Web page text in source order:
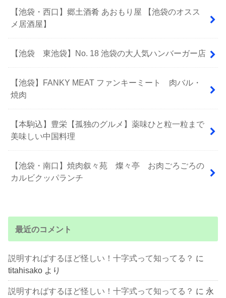
【池袋・西口】郷土酒肴 あおもり屋 【池袋のオスス
メ居酒屋】
【池袋 東池袋】No. 18 池袋の大人気ハンバーガー店
【池袋】FANKY MEAT ファンキーミート 肉バル・
焼肉
【本駒込】豊栄【孤独のグルメ】薬味ひと粒一粒まで
美味しい中国料理
【池袋・南口】焼肉叙々苑 燦々亭 お肉ごろごろの
カルビクッパランチ
最近のコメント
説明すればするほど怪しい！十字式って知ってる？ に
titahisako より
説明すればするほど怪しい！十字式って知ってる？ に 永